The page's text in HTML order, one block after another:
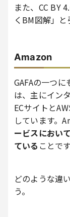
また、CC BY
くBM図解」
Amazon
GAFAの一つ
は、主にイン
ECサイトと
しています。
ービスにおい
ている ことです
どのような違
う。